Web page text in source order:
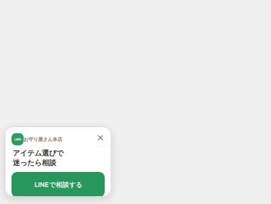
×
LINE お守り屋さん本店
アイテム選びで
迷ったら相談
LINEで相談する